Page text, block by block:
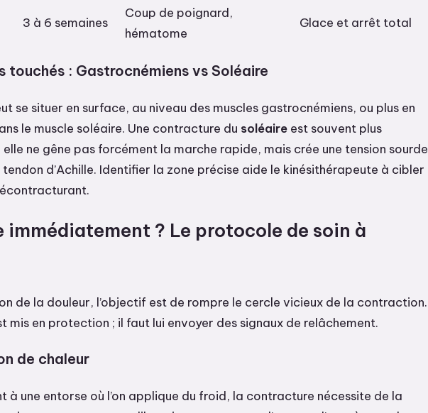
3 à 6 semaines
Coup de poignard,
hématome
Glace et arrêt total
touchés : Gastrocnémiens vs Soléaire
se situer en surface, au niveau des muscles gastrocnémiens, ou plus en
le muscle soléaire. Une contracture du soléaire est souvent plus
ne gêne pas forcément la marche rapide, mais crée une tension sourde
d’Achille. Identifier la zone précise aide le kinésithérapeute à cibler
immédiatement ? Le protocole de soin à
de la douleur, l’objectif est de rompre le cercle vicieux de la contraction.
mis en protection ; il faut lui envoyer des signaux de relâchement.
de chaleur
à une entorse où l’on applique du froid, la contracture nécessite de la